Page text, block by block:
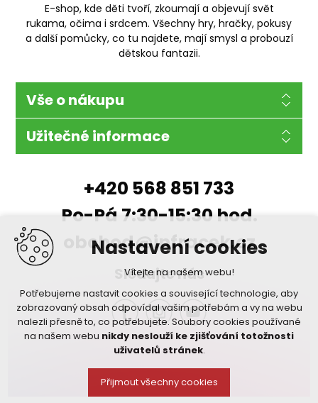
Nastavení cookies
Vítejte na našem webu!
Potřebujeme nastavit cookies a související technologie, aby
zobrazovaný obsah odpovídal vašim potřebám a vy na webu
nalezli přesně to, co potřebujete. Soubory cookies používané
na našem webu nikdy neslouží ke zjišťování totožnosti
uživatelů stránek.
Přijmout všechny cookies
E-shop, kde děti tvoří, zkoumají a objevují svět
rukama, očima i srdcem. Všechny hry, hračky, pokusy
a další pomůcky, co tu najdete, mají smysl a probouzí
dětskou fantazii.
Vše o nákupu
Užitečné informace
+420 568 851 733
Po-Pá 7:30-15:30 hod.
obchod@infracek.cz
Sledujte nás